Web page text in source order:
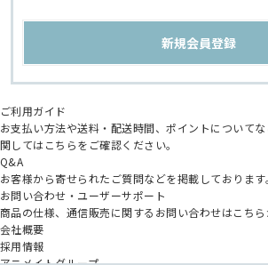
ご利用ガイド
お支払い方法や送料・配送時間、ポイントについて
関してはこちらをご確認ください。
Q&A
お客様から寄せられたご質問などを掲載しております。
お問い合わせ・ユーザーサポート
商品の仕様、通信販売に関するお問い合わせはこちら
会社概要
採用情報